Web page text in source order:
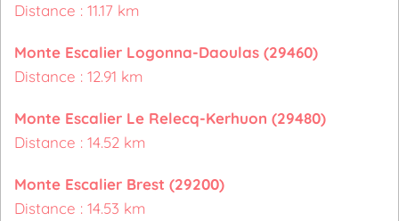
Distance : 11.17 km
Monte Escalier Logonna-Daoulas (29460)
Distance : 12.91 km
Monte Escalier Le Relecq-Kerhuon (29480)
Distance : 14.52 km
Monte Escalier Brest (29200)
Distance : 14.53 km